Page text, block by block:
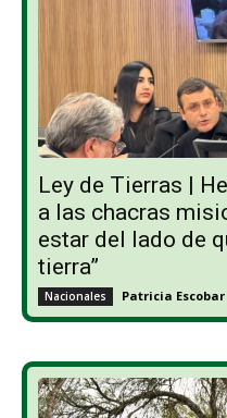
Ley de Tierras |
a las chacras
estar del lado de
tierra”
Nacionales Patricia Escobar